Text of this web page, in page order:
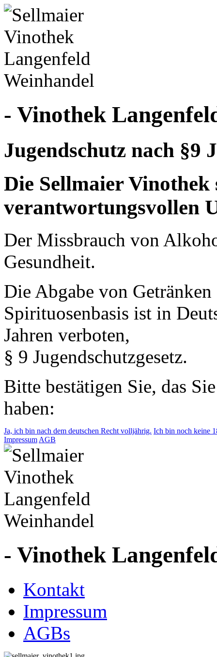
- Vinothek
Jugendschutz nach §9
Die Sellmaier Vinothek
verantwortungsvollen
Der Missbrauch von
Gesundheit.
Die Abgabe von
Spirituosenbasis ist in
Jahren verboten,
§ 9 Jugendschutzgesetz.
Bitte bestätigen Sie, das
haben:
Ja, ich bin nach dem deutschen Recht volljährig. Ich bin noch keine
Impressum AGB
- Vinothek
Kontakt
Impressum
AGBs